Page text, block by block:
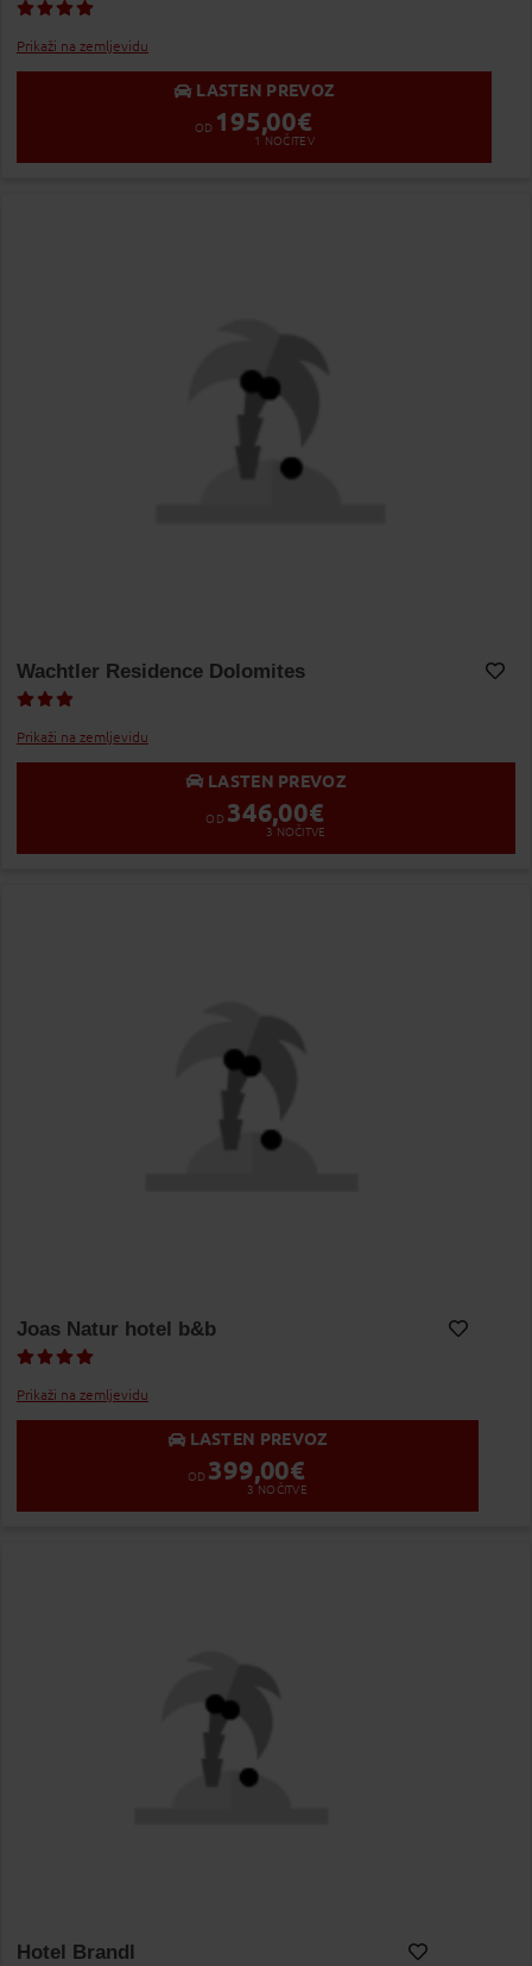
Prikaži na zemljevidu
LASTEN PREVOZ
OD 195,00€
1 NOČITEV
Wachtler Residence Dolomites
Prikaži na zemljevidu
LASTEN PREVOZ
OD 346,00€
3 NOČITVE
Joas Natur hotel b&b
Prikaži na zemljevidu
LASTEN PREVOZ
OD 399,00€
3 NOČITVE
Hotel Brandl